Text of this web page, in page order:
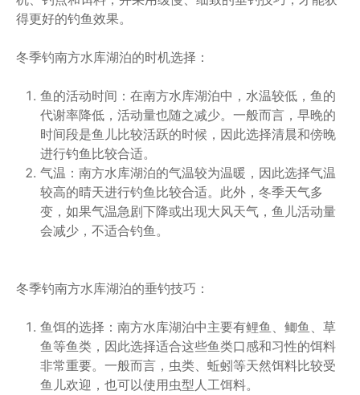
得更好的钓鱼效果。
冬季钓南方水库湖泊的时机选择：
鱼的活动时间：在南方水库湖泊中，水温较低，鱼的
代谢率降低，活动量也随之减少。一般而言，早晚的
时间段是鱼儿比较活跃的时候，因此选择清晨和傍晚
进行钓鱼比较合适。
气温：南方水库湖泊的气温较为温暖，因此选择气温
较高的晴天进行钓鱼比较合适。此外，冬季天气多
变，如果气温急剧下降或出现大风天气，鱼儿活动量
会减少，不适合钓鱼。
冬季钓南方水库湖泊的垂钓技巧：
鱼饵的选择：南方水库湖泊中主要有鲤鱼、鲫鱼、草
鱼等鱼类，因此选择适合这些鱼类口感和习性的饵料
非常重要。一般而言，虫类、蚯蚓等天然饵料比较受
鱼儿欢迎，也可以使用虫型人工饵料。